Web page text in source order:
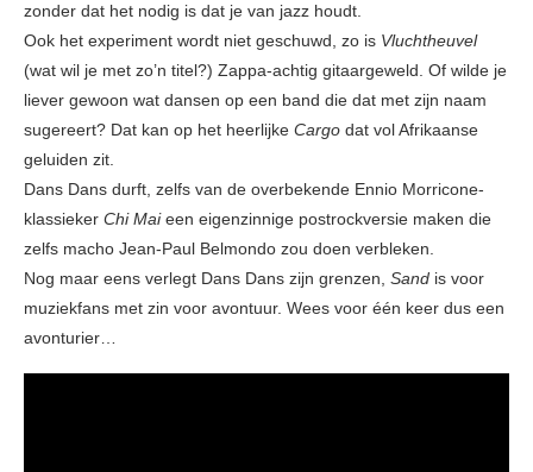
zonder dat het nodig is dat je van jazz houdt.
Ook het experiment wordt niet geschuwd, zo is Vluchtheuvel
(wat wil je met zo’n titel?) Zappa-achtig gitaargeweld. Of wilde je
liever gewoon wat dansen op een band die dat met zijn naam
sugereert? Dat kan op het heerlijke Cargo dat vol Afrikaanse
geluiden zit.
Dans Dans durft, zelfs van de overbekende Ennio Morricone-
klassieker Chi Maieen eigenzinnige postrockversie maken die
zelfs macho Jean-Paul Belmondo zou doen verbleken.
Nog maar eens verlegt Dans Dans zijn grenzen, Sand is voor
muziekfans met zin voor avontuur. Wees voor één keer dus een
avonturier…